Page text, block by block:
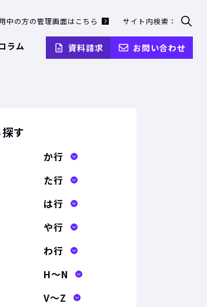
中の方の管理画面はこちら サイト内検索：
検
索
フ
ラム 資料請求 お問い合わせ
す
か行
た行
は行
や行
わ行
H〜N
V〜Z